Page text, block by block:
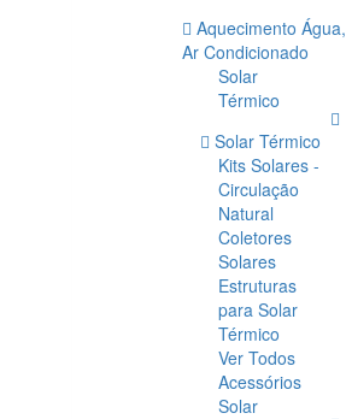
Aquecimento Água,
Ar Condicionado
Solar
Térmico
Solar Térmico
Kits Solares -
Circulação
Natural
Coletores
Solares
Estruturas
para Solar
Térmico
Ver Todos
Acessórios
Solar